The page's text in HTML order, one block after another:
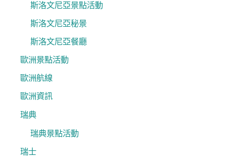
斯洛文尼亞景點活動
斯洛文尼亞秘景
斯洛文尼亞餐廳
歐洲景點活動
歐洲航線
歐洲資訊
瑞典
瑞典景點活動
瑞士